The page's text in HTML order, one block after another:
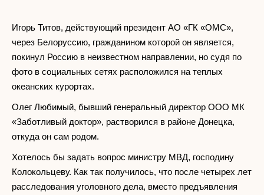
Игорь Титов, действующий президент АО «ГК «ОМС»,
через Белоруссию, гражданином которой он является,
покинул Россию в неизвестном направлении, но судя по
фото в социальных сетях расположился на теплых
океанских курортах.
Олег Любимый, бывший генеральный директор ООО МК
«Заботливый доктор», растворился в районе Донецка,
откуда он сам родом.
Хотелось бы задать вопрос министру МВД, господину
Колокольцеву. Как так получилось, что после четырех лет
расследования уголовного дела, вместо предъявления